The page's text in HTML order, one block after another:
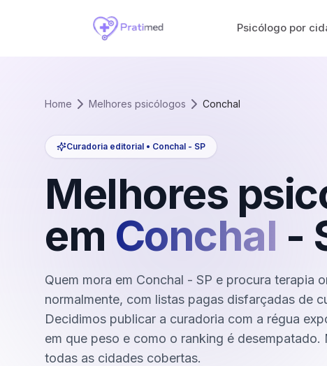
Psicólogo por
Home Melhores psicólogos Conchal
Curadoria editorial • Conchal - SP
Melhores
em Conchal -
Quem mora em Conchal - SP e procura terapia
normalmente, com listas pagas disfarçadas de
Decidimos publicar a curadoria com a régua
em que peso e como o ranking é desempatado.
todas as cidades cobertas.